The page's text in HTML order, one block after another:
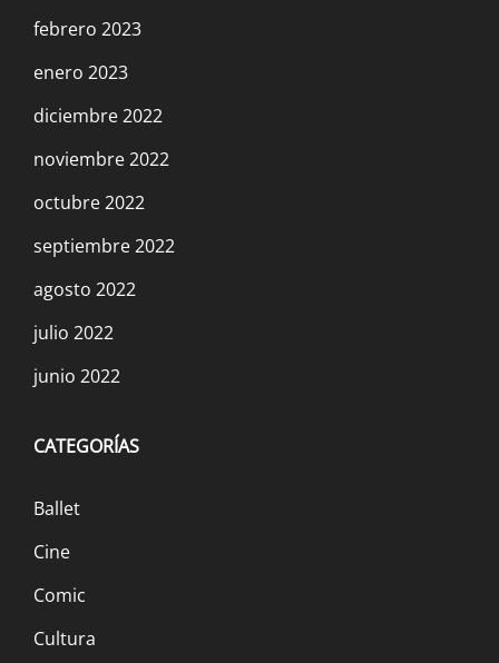
febrero 2023
enero 2023
diciembre 2022
noviembre 2022
octubre 2022
septiembre 2022
agosto 2022
julio 2022
junio 2022
CATEGORÍAS
Ballet
Cine
Comic
Cultura